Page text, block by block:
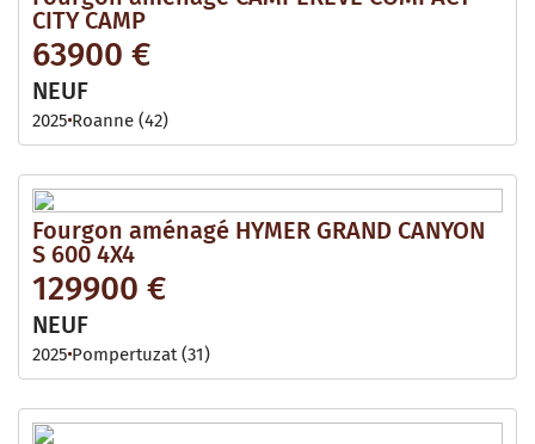
CITY CAMP
63900 €
NEUF
2025 Roanne (42)
Fourgon aménagé HYMER GRAND CANYON
S 600 4X4
129900 €
NEUF
2025 Pompertuzat (31)